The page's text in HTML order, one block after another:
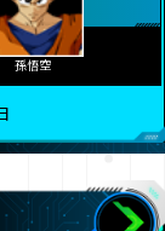
孫悟空